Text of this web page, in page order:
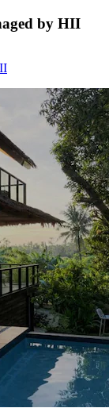
by HII